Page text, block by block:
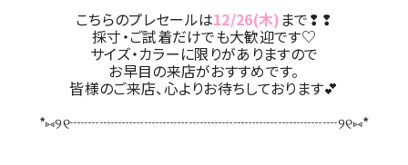
こちらのプレセールは12/26(木) まで❢❢
採寸・ご試着だけでも大歓迎です♡
サイズ・カラーに限りがありますので
お早目の来店がおすすめです。
皆様のご来店、心よりお待ちしております💕
*⑅︎୨୧┈︎┈︎┈︎┈︎┈︎┈︎┈┈︎┈┈︎┈┈︎┈┈︎┈︎┈︎┈︎┈︎୨୧⑅︎*